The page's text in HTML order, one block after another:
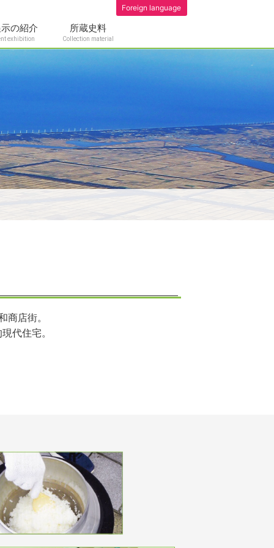
Foreign language
の紹介
exhibition
所蔵史料
Collection material
店街。
代住宅。